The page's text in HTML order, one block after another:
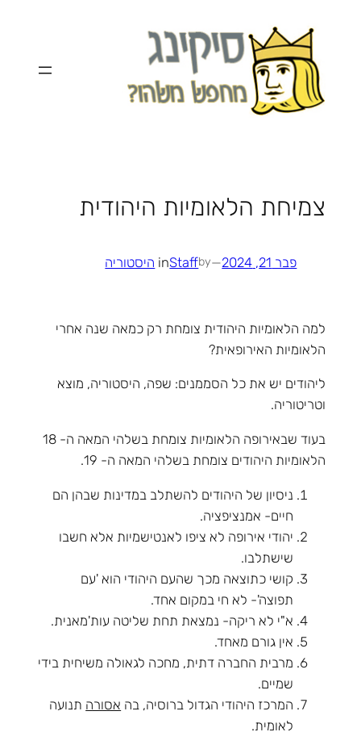
צמיחת הלאומיות היהודית
פבר 21, 2024 —
by
Staff
in היסטוריה
למה הלאומיות היהודית צומחת רק כמאה שנה אחרי
הלאומיות האירופאית?
ליהודים יש את כל הסממנים: שפה, היסטוריה, מוצא
וטריטוריה.
בעוד שבאירופה הלאומיות צומחת בשלהי המאה ה- 18
הלאומיות היהודים צומחת בשלהי המאה ה- 19.
ניסיון של היהודים להשתלב במדינות שבהן הם
חיים- אמנציפציה.
יהודי אירופה לא ציפו לאנטישמיות אלא חשבו
שישתלבו.
קושי כתוצאה מכך שהעם היהודי הוא 'עם
תפוצה'- לא חי במקום אחד.
א"י לא ריקה- נמצאת תחת שליטה עות'מאנית.
אין גורם מאחד.
מרבית החברה דתית, מחכה לגאולה משיחית בידי
שמיים.
המרכז היהודי הגדול ברוסיה, בה אסורה תנועה
לאומית.